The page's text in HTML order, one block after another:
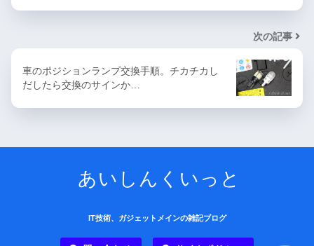
次の記事
車のポジションランプ交換手順。チカチカし
だしたら交換のサインか…
あいしんくいっと
IT技術、ガジェットメインの雑記ブログ